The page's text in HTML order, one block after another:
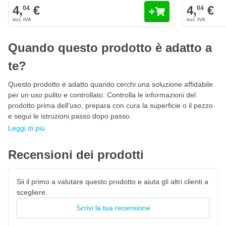
Smerigliatrice angolare con motore potente
Robusta batteria agli ioni di litio da 18 Volt
Per dischi da 125 mm
Protezione al riavvio dopo un'interruzione di corrente
Controllo della temperatura
Impugnatura a vibrazione morbida
Anti-kickback: arresta il motore quando il disco è inceppato
Blocco del mandrino
Dimensioni: 330 x 75 x 120 mm
4,04 € 4,04 €
Quando questo prodotto è adatto a
te?
Questo prodotto è adatto quando cerchi una soluzione affidabile
per un uso pulito e controllato. Controlla le informazioni del
prodotto prima dell’uso, prepara con cura la superficie o il pezzo
e segui le istruzioni passo dopo passo.
Leggi di più
Recensioni dei prodotti
Sii il primo a valutare questo prodotto e aiuta gli altri clienti a
scegliere.
Scrivi la tua recensione